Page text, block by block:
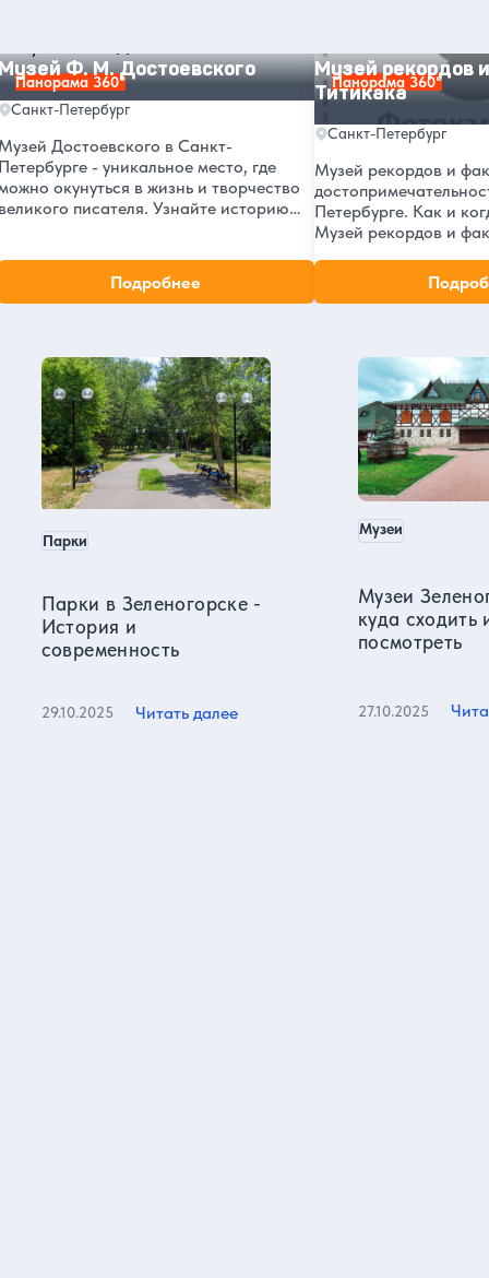
Панорама 360°
Ф. М. Достоевского
Санкт-Петербург
Достоевского в Санкт-
- уникальное место, где
окунуться в жизнь и творчество
писателя. Узнайте историю
и почувствуйте атмосферу эпохи
Подробнее
Панорама 360°
Музей рекордов
Титикака
Санкт-Петербург
Музей рекордов и
Петербурге. Как и
Музей рекордов и
взрослых и детей.
пешком, на машине
Парки в Зеленогорске -
История и
современность
Парки
29.10.2025 Читать далее
Музеи
куда сходить
посмотреть
Музеи
27.10.2025